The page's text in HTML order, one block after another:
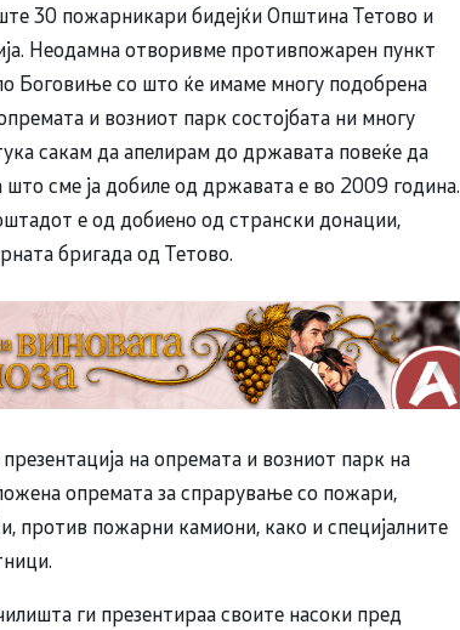
30 пожарникари бидејќи Општина Тетово и
Неодамна отворивме противпожарен пункт
Боговиње со што ќе имаме многу подобрена
и возниот парк состојбата ни многу
сакам да апелирам до државата повеќе да
сме ја добиле од државата е во 2009 година.
е од добиено од странски донации,
бригада од Тетово.
на опремата и возниот парк на
опремата за спрарување со пожари,
против пожарни камиони, како и специјалните
ги презентираа своите насоки пред